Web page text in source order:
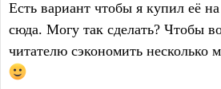
Есть вариант чтобы я купил её
сюда. Могу так сделать? Чтобы
читателю сэкономить несколько